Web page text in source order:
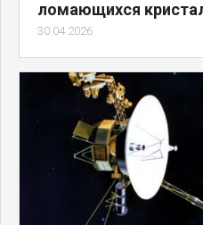
ломающихся
30.04.2026